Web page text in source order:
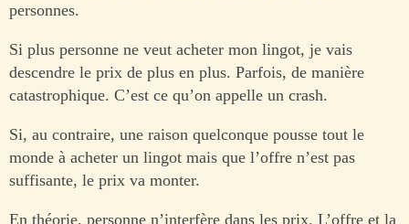
personnes.
Si plus personne ne veut acheter mon lingot, je vais
descendre le prix de plus en plus. Parfois, de manière
catastrophique. C’est ce qu’on appelle un crash.
Si, au contraire, une raison quelconque pousse tout le
monde à acheter un lingot mais que l’offre n’est pas
suffisante, le prix va monter.
En théorie, personne n’interfère dans les prix. L’offre et la